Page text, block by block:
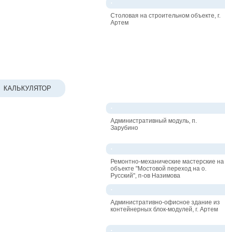
Столовая на строительном объекте, г.
Артем
Административный модуль, п.
Зарубино
Ремонтно-механические мастерские на
объекте "Мостовой переход на о.
Русский", п-ов Назимова
Административно-офисное здание из
контейнерных блок-модулей, г. Артем
КАЛЬКУЛЯТОР